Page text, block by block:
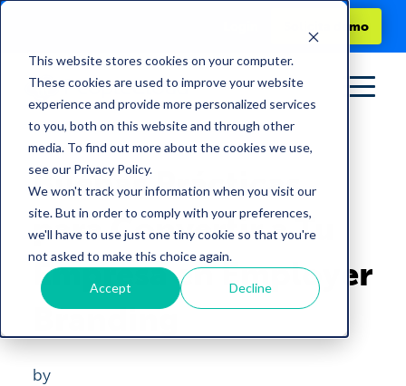
This website stores cookies on your computer.
These cookies are used to improve your website
experience and provide more personalized services
to you, both on this website and through other
media. To find out more about the cookies we use,
see our Privacy Policy.
We won't track your information when you visit our
site. But in order to comply with your preferences,
we'll have to use just one tiny cookie so that you're
not asked to make this choice again.
Accept Decline
Solicita demo
Buenas Prácticas
para Convertir a Tu
Empresa en Employer
Branding
by